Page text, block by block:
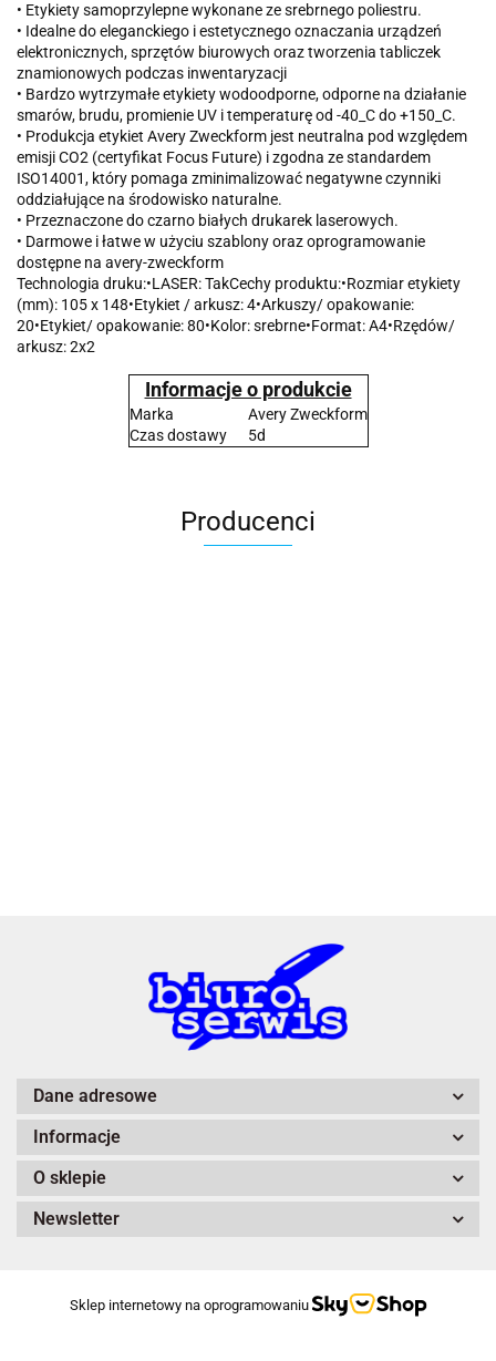
• Etykiety samoprzylepne wykonane ze srebrnego poliestru.
• Idealne do eleganckiego i estetycznego oznaczania urządzeń
elektronicznych, sprzętów biurowych oraz tworzenia tabliczek
znamionowych podczas inwentaryzacji
• Bardzo wytrzymałe etykiety wodoodporne, odporne na działanie
smarów, brudu, promienie UV i temperaturę od -40_C do +150_C.
• Produkcja etykiet Avery Zweckform jest neutralna pod względem
emisji CO2 (certyfikat Focus Future) i zgodna ze standardem
ISO14001, który pomaga zminimalizować negatywne czynniki
oddziałujące na środowisko naturalne.
• Przeznaczone do czarno białych drukarek laserowych.
• Darmowe i łatwe w użyciu szablony oraz oprogramowanie
dostępne na avery-zweckform
Technologia druku:•LASER: TakCechy produktu:•Rozmiar etykiety
(mm): 105 x 148•Etykiet / arkusz: 4•Arkuszy/ opakowanie:
20•Etykiet/ opakowanie: 80•Kolor: srebrne•Format: A4•Rzędów/
arkusz: 2x2
Informacje o produkcie
Marka
Avery Zweckform
Czas dostawy
5d
Producenci
A4 Tech
Dane adresowe
Informacje
O sklepie
Newsletter
Sklep internetowy na oprogramowaniu